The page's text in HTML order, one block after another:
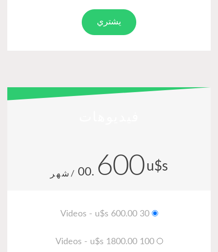
يشتري
u$s
600
.00 /شهر
30 Videos - u$s 600.00
100 Videos - u$s 1800.00